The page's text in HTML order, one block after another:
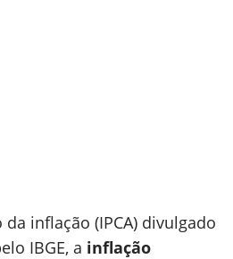
inflação (IPCA) divulgado
IBGE, a inflação